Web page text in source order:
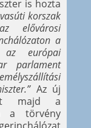
is hozta
korszak
elővárosi
a
az európai
parlament
Az új
majd a
a törvény